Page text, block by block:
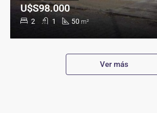
2 1 50 m²
U$S98.000
Ver más